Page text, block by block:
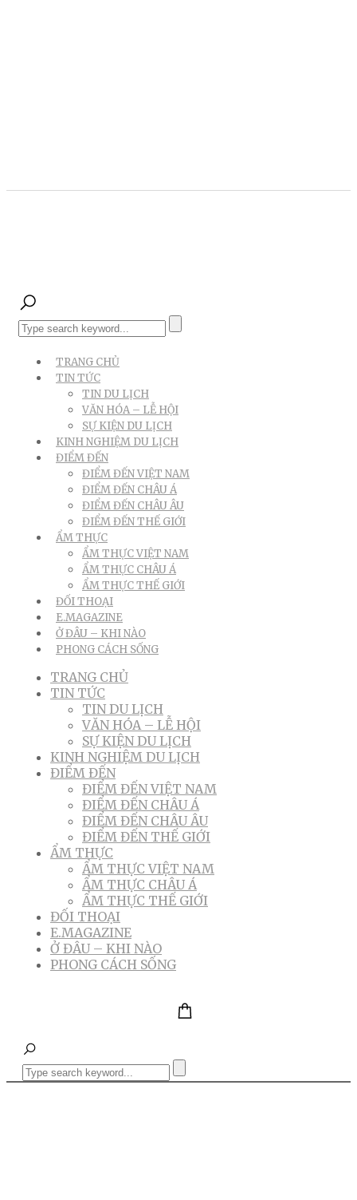
TRANG CHỦ
TIN TỨC
TIN DU LỊCH
VĂN HÓA – LỄ HỘI
SỰ KIỆN DU LỊCH
KINH NGHIỆM DU LỊCH
ĐIỂM ĐẾN
ĐIỂM ĐẾN VIỆT NAM
ĐIỂM ĐẾN CHÂU Á
ĐIỂM ĐẾN CHÂU ÂU
ĐIỂM ĐẾN THẾ GIỚI
ẨM THỰC
ẨM THỰC VIỆT NAM
ẨM THỰC CHÂU Á
ẨM THỰC THẾ GIỚI
ĐỐI THOẠI
E.MAGAZINE
Ở ĐÂU – KHI NÀO
PHONG CÁCH SỐNG
TRANG CHỦ
TIN TỨC
TIN DU LỊCH
VĂN HÓA – LỄ HỘI
SỰ KIỆN DU LỊCH
KINH NGHIỆM DU LỊCH
ĐIỂM ĐẾN
ĐIỂM ĐẾN VIỆT NAM
ĐIỂM ĐẾN CHÂU Á
ĐIỂM ĐẾN CHÂU ÂU
ĐIỂM ĐẾN THẾ GIỚI
ẨM THỰC
ẨM THỰC VIỆT NAM
ẨM THỰC CHÂU Á
ẨM THỰC THẾ GIỚI
ĐỐI THOẠI
E.MAGAZINE
Ở ĐÂU – KHI NÀO
PHONG CÁCH SỐNG